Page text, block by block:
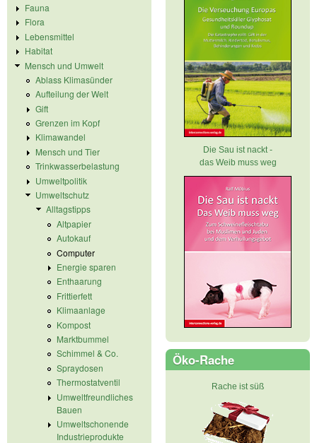
Fauna
Flora
Lebensmittel
Habitat
Mensch und Umwelt
Ablass Klimasünder
Aufteilung der Welt
Gift
Grenzen im Kopf
Klimawandel
Mensch und Tier
Trinkwasserbelastung
Umweltpolitik
Umweltschutz
Alltagstipps
Altpapier
Autokauf
Computer
Energie sparen
Enthaarung
Frittierfett
Klimaanlage
Kompost
Marktbummel
Schimmel & Co.
Spraydosen
Thermostatventil
Umweltfreundliches
Bauen
Umweltschonende
Industrieprodukte
Die Sau ist nackt -
das Weib muss weg
Öko-Rache
Rache ist süß